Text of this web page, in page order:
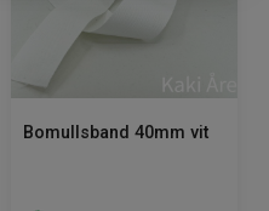
Bomullsband 40mm vit